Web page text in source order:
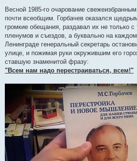
Весной 1985-го очарование
почти всеобщим. Горбачев оказался
громкие обещания, раздавал их не только с
пленумов и съездов, а буквально на
Ленинграде генеральный секретарь
улице, и пожимая руки окружившим его
ставшую знаменитой фразу:
"Всем нам надо перестраиваться, всем!"